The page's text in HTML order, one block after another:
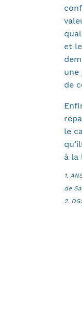
et
une
de
le
à la
1.
de
2.